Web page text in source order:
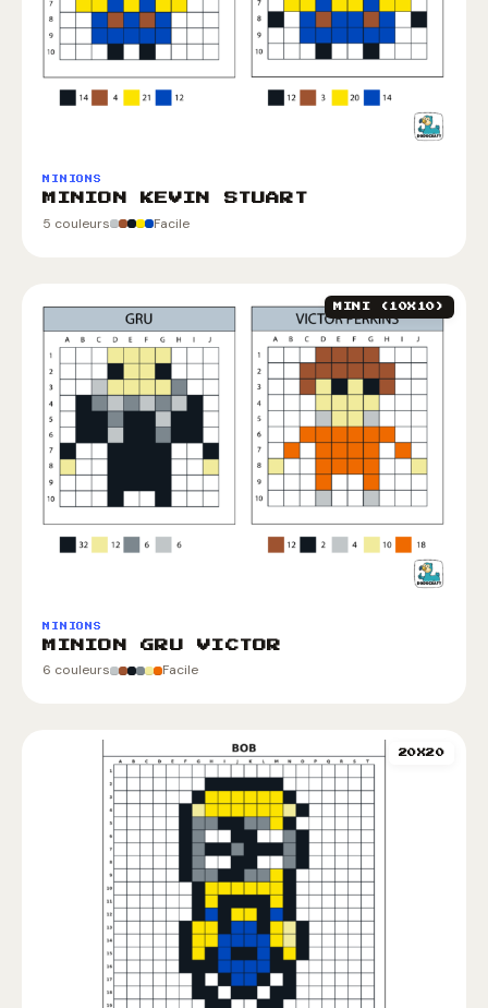
MINIONS
MINION KEVIN STUART
5 couleurs Facile
MINI (10X10)
MINIONS
MINION GRU VICTOR
6 couleurs Facile
20X20